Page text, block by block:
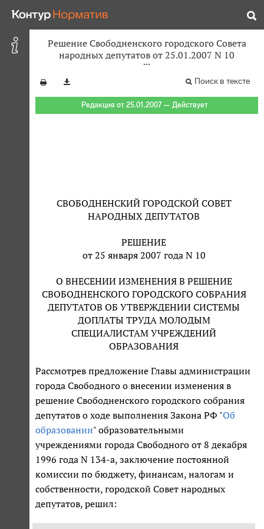
Решение Свободненского городского Совета
народных депутатов от 25.01.2007 N 10
Поиск в тексте
Редакция от 25.01.2007 — Действует
СВОБОДНЕНСКИЙ ГОРОДСКОЙ СОВЕТ
НАРОДНЫХ ДЕПУТАТОВ
РЕШЕНИЕ
от 25 января 2007 года N 10
О ВНЕСЕНИИ ИЗМЕНЕНИЯ В РЕШЕНИЕ
СВОБОДНЕНСКОГО ГОРОДСКОГО СОБРАНИЯ
ДЕПУТАТОВ ОБ УТВЕРЖДЕНИИ СИСТЕМЫ
ДОПЛАТЫ ТРУДА МОЛОДЫМ
СПЕЦИАЛИСТАМ УЧРЕЖДЕНИЙ
ОБРАЗОВАНИЯ
Рассмотрев предложение Главы администрации
города Свободного о внесении изменения в
решение Свободненского городского собрания
депутатов о ходе выполнения Закона РФ "Об
образовании" образовательными
учреждениями города Свободного от 8 декабря
1996 года N 134-а, заключение постоянной
комиссии по бюджету, финансам, налогам и
собственности, городской Совет народных
депутатов, решил: